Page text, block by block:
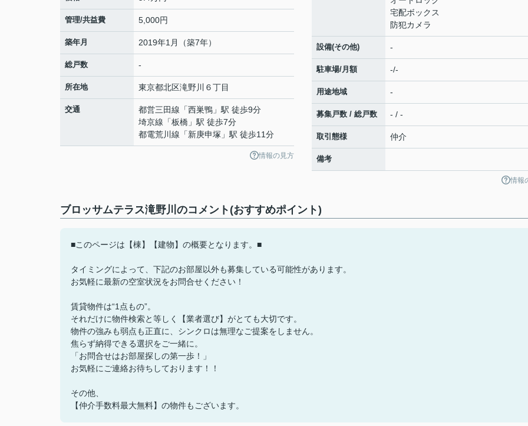
管理/共益費 5,000円
築年月 2019年1月（築7年）
総戸数 -
所在地 東京都北区滝野川 ６丁目
交通 都営三田線 「西巣鴨 」駅 徒歩9分
埼京線 「板橋 」駅 徒歩7分
都電荒川線 「新庚申塚 」駅 徒歩11分
情報の見方
宅配ボックス
防犯カメラ
設備(その他) -
駐車場/月額 -/-
用途地域 -
募集戸数 / 総戸数 - / -
取引態様 仲介
備考
情報
ブロッサムテラス滝野川のコメント(おすすめポイント)
■このページは【棟】【建物】の概要となります。■
タイミングによって、下記のお部屋以外も募集している可能性があります。
お気軽に最新の空室状況をお問合せください！
賃貸物件は“1点もの”。
それだけに物件検索と等しく【業者選び】がとても大切です。
物件の強みも弱点も正直に、シンクロは無理なご提案をしません。
焦らず納得できる選択をご一緒に。
「お問合せはお部屋探しの第一歩！」
お気軽にご連絡お待ちしております！！
その他、
【仲介手数料最大無料】の物件もございます。